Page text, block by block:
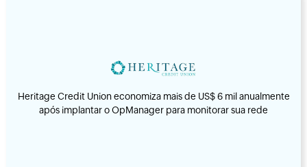
Heritage Credit Union economiza mais de US$ 6 mil anualmente
após implantar o OpManager para monitorar sua rede